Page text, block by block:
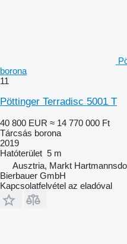
borona
11
Pöttinger Terradisc 5001 T
40 800 EUR ≈ 14 770 000 Ft
Tárcsás borona
2019
Hatóterület 5 m
Ausztria, Markt
Bierbauer GmbH
Kapcsolatfelvétel az eladóval